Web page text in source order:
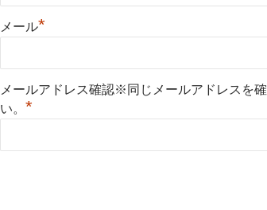
メール*
メールアドレス確認※同じメールアドレスを
い。 *